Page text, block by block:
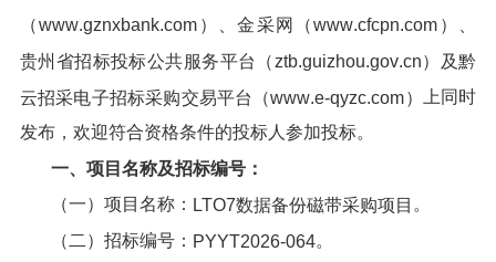
（www.gznxbank.com ）、金采网（www.cfcpn.com ）、
贵州省招标投标公共服务平台（ ztb.guizhou.gov.cn）
及黔
云招采电子招标采购交易平台（www .e-qyzc .com）
上同时
发布，欢迎符合资格条件的投标人参加投标。
一、项目名称及招标编号：
（一）项目名称： LTO7数据备份磁带采购项目 。
（二）招标编号： PYYT2026-064。